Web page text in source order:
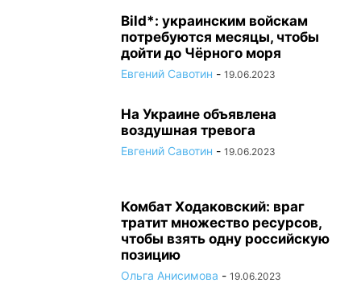
Bild*: украинским войскам
потребуются месяцы, чтобы
дойти до Чёрного моря
Евгений Савотин - 19.06.2023
На Украине объявлена
воздушная тревога
Евгений Савотин - 19.06.2023
Комбат Ходаковский: враг
тратит множество ресурсов,
чтобы взять одну российскую
позицию
Ольга Анисимова - 19.06.2023